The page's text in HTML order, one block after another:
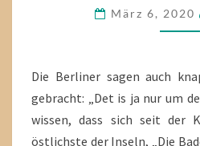
März 6, 2020
Die Berliner sagen auch
gebracht: „Det is ja nur um
wissen, dass sich seit der
östlichste der Inseln, „Die